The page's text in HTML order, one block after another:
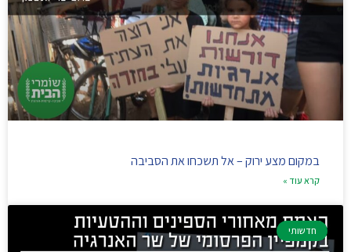
במקום מצע ירוק – אל תשכחו את הסביבה
קרא עוד »
חדשותי